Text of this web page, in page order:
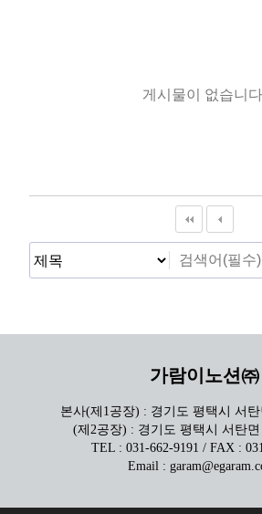
게시물이 없습니
가람이노션㈜
본사(제1공장) : 경기도 평택시 서
(제2공장) : 경기도 평택시 서탄
TEL : 031-662-9191 / FAX :
Email :